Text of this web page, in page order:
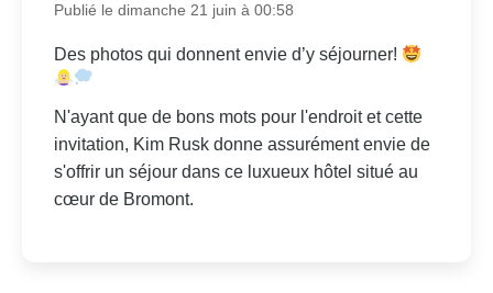
Publié le dimanche 21 juin à 00:58
Des photos qui donnent envie d’y séjourner!
N'ayant que de bons mots pour l'endroit et cette
invitation, Kim Rusk donne assurément envie de
s'offrir un séjour dans ce luxueux hôtel situé au
cœur de Bromont.